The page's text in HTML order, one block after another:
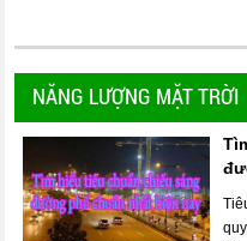
NĂNG LƯỢNG MẶT TRỜI